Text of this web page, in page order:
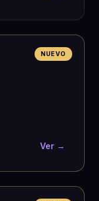
NUEVO
Ver →